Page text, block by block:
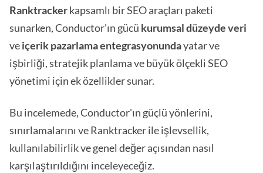
Ranktrackerkapsamlı bir SEO araçları paketi
sunarken, Conductor'ın gücü kurumsal düzeyde veri
veiçerik pazarlama entegrasyonundayatar ve
işbirliği, stratejik planlama ve büyük ölçekli SEO
yönetimi için ek özellikler sunar.
Bu incelemede, Conductor'ın güçlü yönlerini,
sınırlamalarını ve Ranktracker ile işlevsellik,
kullanılabilirlik ve genel değer açısından nasıl
karşılaştırıldığını inceleyeceğiz.